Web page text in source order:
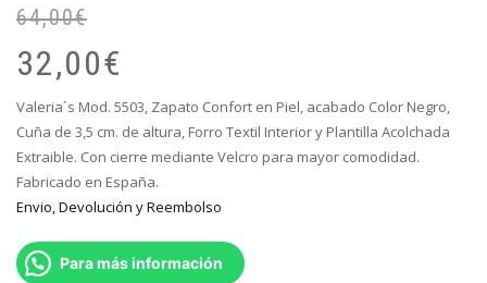
64,00€
32,00€
Valeria´s Mod. 5503, Zapato Confort en Piel, acabado Color Negro,
Cuña de 3,5 cm. de altura, Forro Textil Interior y Plantilla Acolchada
Extraible. Con cierre mediante Velcro para mayor comodidad.
Fabricado en España.
Envio, Devolución y Reembolso
Para más información